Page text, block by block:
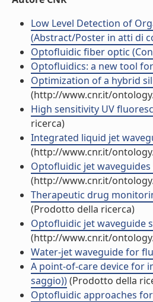
Low Level Detection of
(Abstract/Poster in atti di
Optofluidic fiber optic
Optofluidics: a new tool
Optimization of a hybrid
(http://www.cnr.it/
High sensitivity UV
ricerca)
Integrated liquid jet
(http://www.cnr.it/
Optofluidic jet
(http://www.cnr.it/
Therapeutic drug
(Prodotto della ricerca)
Optofluidic jet waveguide
(http://www.cnr.it/
Water-jet waveguide for
A point-of-care device for
saggio))(Prodotto della
Optofluidic approaches